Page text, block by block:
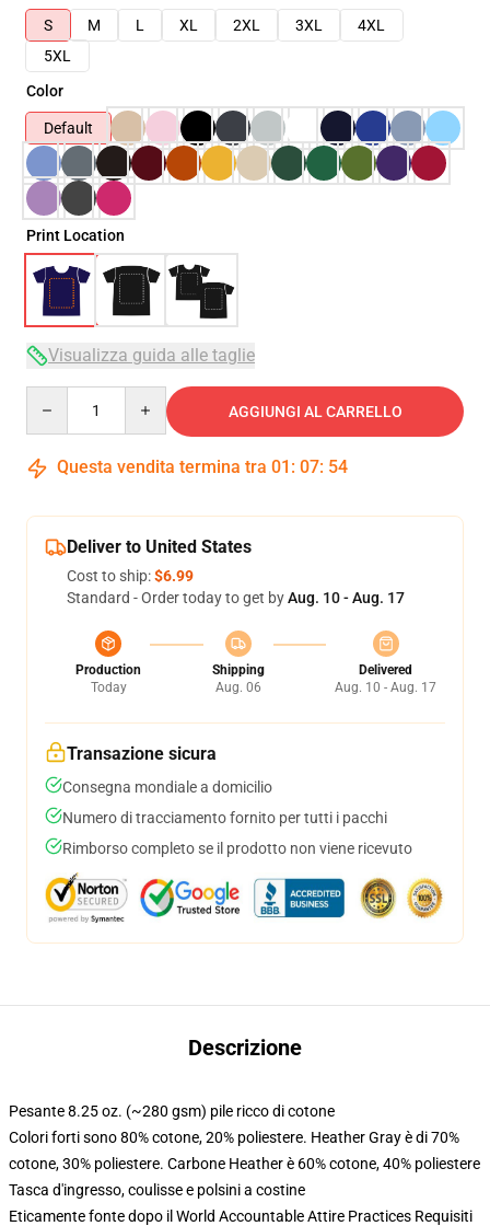
S
M L XL 2XL 3XL
4XL
5XL
Color
Default
Print Location
Visualizza guida alle taglie
AGGIUNGI AL CARRELLO
Questa vendita termina tra 01 : 07: 54
Deliver to United States
Cost to ship:$6.99
Standard - Order today to get byAug. 10 - Aug. 17
Production
Today
Shipping
Aug. 06
Delivered
Aug. 10 - Aug. 17
Transazione sicura
Consegna mondiale a domicilio
Numero di tracciamento fornito per tutti i pacchi
Rimborso completo se il prodotto non viene ricevuto
Descrizione
Pesante 8.25 oz. (~280 gsm) pile ricco di cotone
Colori forti sono 80% cotone, 20% poliestere. Heather Gray è di 70%
cotone, 30% poliestere. Carbone Heather è 60% cotone, 40% poliestere
Tasca d'ingresso, coulisse e polsini a costine
Eticamente fonte dopo il World Accountable Attire Practices Requisiti